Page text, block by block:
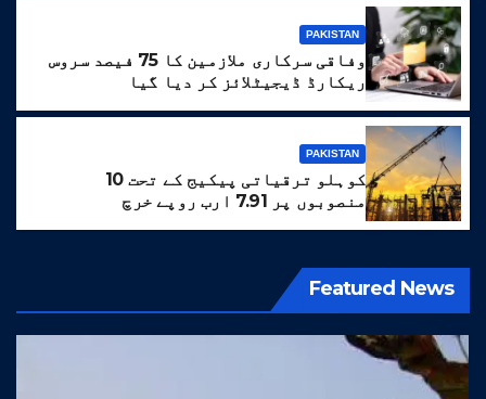
PAKISTAN
وفاقی سرکاری ملازمین کا 75 فیصد سروس
ریکارڈ ڈیجیٹلائز کر دیا گیا
PAKISTAN
کوہلو ترقیاتی پیکیج کے تحت 10
منصوبوں پر 7.91 ارب روپے خرچ
Featured News